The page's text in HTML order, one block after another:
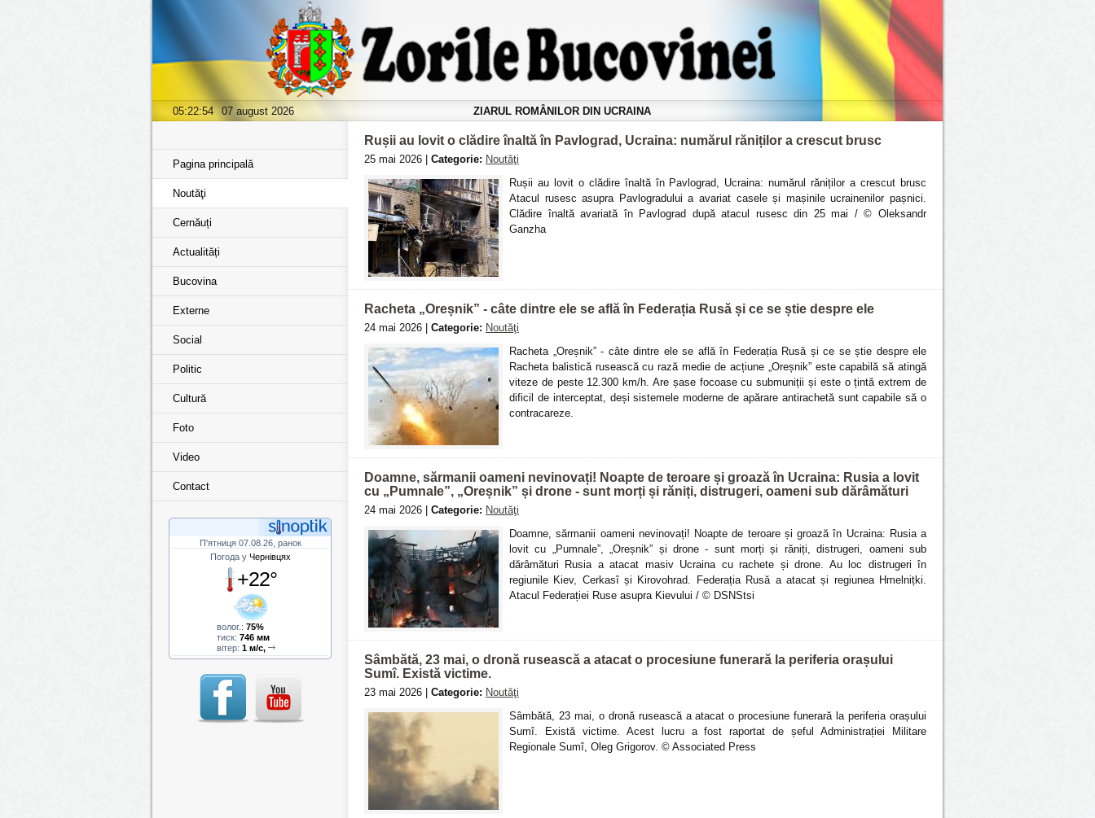
05:22:55 07 august 2026 ZIARUL ROMÂNILOR DIN UCRAINA
Pagina principală
Noutăţi
Cernăuți
Actualități
Bucovina
Externe
Social
Politic
Cultură
Foto
Video
Contact
П'ятниця 07.08.26, ранок
Погода у Чернівцях
+22°
волог.: 75%
тиск: 746 мм
вітер: 1 м/с,
Rușii au lovit o clădire înaltă în Pavlograd, Ucraina: numărul răniților a crescut brusc
25 mai 2026 | Categorie: Noutăţi
Rușii au lovit o clădire înaltă în Pavlograd, Ucraina: numărul răniților a crescut brusc
Atacul rusesc asupra Pavlogradului a avariat casele și mașinile ucrainenilor pașnici.
Clădire înaltă avariată în Pavlograd după atacul rusesc din 25 mai / © Oleksandr
Ganzha
Racheta „Oreșnik” - câte dintre ele se află în Federația Rusă și ce se știe despre ele
24 mai 2026 | Categorie: Noutăţi
Racheta „Oreșnik” - câte dintre ele se află în Federația Rusă și ce se știe despre ele
Racheta balistică rusească cu rază medie de acțiune „Oreșnik” este capabilă să atingă
viteze de peste 12.300 km/h. Are șase focoase cu submuniții și este o țintă extrem de
dificil de interceptat, deși sistemele moderne de apărare antirachetă sunt capabile să o
contracareze.
Doamne, sărmanii oameni nevinovați! Noapte de teroare și groază în Ucraina: Rusia a lovit
cu „Pumnale”, „Oreșnik” și drone - sunt morți și răniți, distrugeri, oameni sub dărâmături
24 mai 2026 | Categorie: Noutăţi
Doamne, sărmanii oameni nevinovați! Noapte de teroare și groază în Ucraina: Rusia a
lovit cu „Pumnale”, „Oreșnik” și drone - sunt morți și răniți, distrugeri, oameni sub
dărâmături Rusia a atacat masiv Ucraina cu rachete și drone. Au loc distrugeri în
regiunile Kiev, Cerkasî și Kirovohrad. Federația Rusă a atacat și regiunea Hmelnițki.
Atacul Federației Ruse asupra Kievului / © DSNStsi
Sâmbătă, 23 mai, o dronă rusească a atacat o procesiune funerară la periferia orașului
Sumî. Există victime.
23 mai 2026 | Categorie: Noutăţi
Sâmbătă, 23 mai, o dronă rusească a atacat o procesiune funerară la periferia orașului
Sumî. Există victime. Acest lucru a fost raportat de șeful Administrației Militare
Regionale Sumî, Oleg Grigorov. © Associated Press